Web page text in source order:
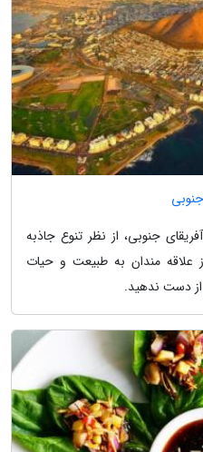
جنوبی، از نظر تنوع جاذبه
علاقه مندان به طبیعت و حیات
دست ندهید.